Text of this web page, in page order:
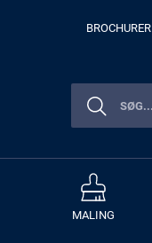
BROCHURER
MALING